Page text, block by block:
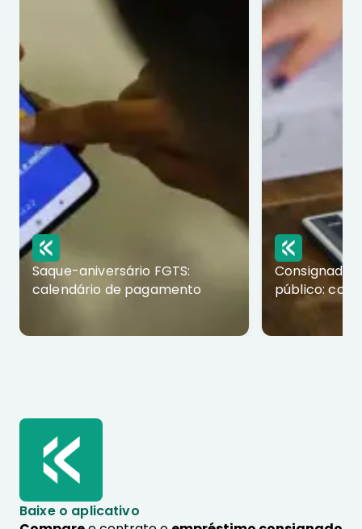
Saque-aniversário FGTS:
calendário de pagamento
Consignado
público:
Baixe o aplicativo